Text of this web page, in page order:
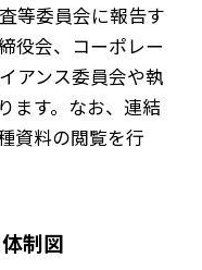
等委員会に報告す
役会、コーポレー
アンス委員会や執
ます。なお、連結
資料の閲覧を行
制図